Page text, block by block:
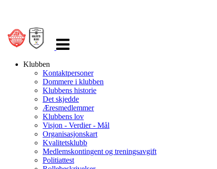
navigasjon
Klubben
Kontaktpersoner
Dommere i klubben
Klubbens historie
Det skjedde
Æresmedlemmer
Klubbens lov
Visjon - Verdier - Mål
Organisasjonskart
Kvalitetsklubb
Medlemskontingent og treningsavgift
Politiattest